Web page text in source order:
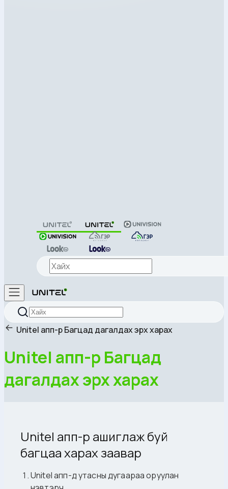
Unitel апп-р Багцад дагалдах эрх харах
Unitel апп-р Багцад
дагалдах эрх харах
Unitel апп-р ашиглаж буй
багцаа харах заавар
Unitel апп-д утасны дугаараа оруулан